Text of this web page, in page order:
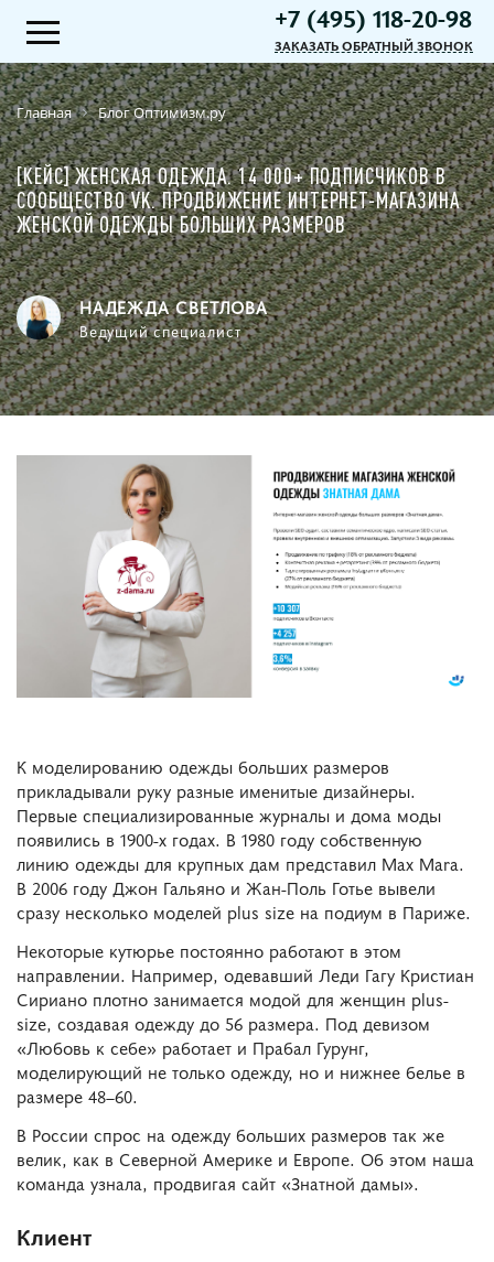
+7 (495) 118-20-98
ЗАКАЗАТЬ ОБРАТНЫЙ ЗВОНОК
Главная Блог Оптимизм.ру
[КЕЙС] ЖЕНСКАЯ ОДЕЖДА. 14 000+ ПОДПИСЧИКОВ В
СООБЩЕСТВО VK. ПРОДВИЖЕНИЕ ИНТЕРНЕТ-МАГАЗИНА
ЖЕНСКОЙ ОДЕЖДЫ БОЛЬШИХ РАЗМЕРОВ
НАДЕЖДА СВЕТЛОВА
Ведущий специалист
К моделированию одежды больших размеров
прикладывали руку разные именитые дизайнеры.
Первые специализированные журналы и дома моды
появились в 1900-х годах. В 1980 году собственную
линию одежды для крупных дам представил Max Mara.
В 2006 году Джон Гальяно и Жан-Поль Готье вывели
сразу несколько моделей plus size на подиум в Париже.
Некоторые кутюрье постоянно работают в этом
направлении. Например, одевавший Леди Гагу Кристиан
Сириано плотно занимается модой для женщин plus-
size, создавая одежду до 56 размера. Под девизом
«Любовь к себе» работает и Прабал Гурунг,
моделирующий не только одежду, но и нижнее белье в
размере 48–60.
В России спрос на одежду больших размеров так же
велик, как в Северной Америке и Европе. Об этом наша
команда узнала, продвигая сайт «Знатной дамы».
Клиент